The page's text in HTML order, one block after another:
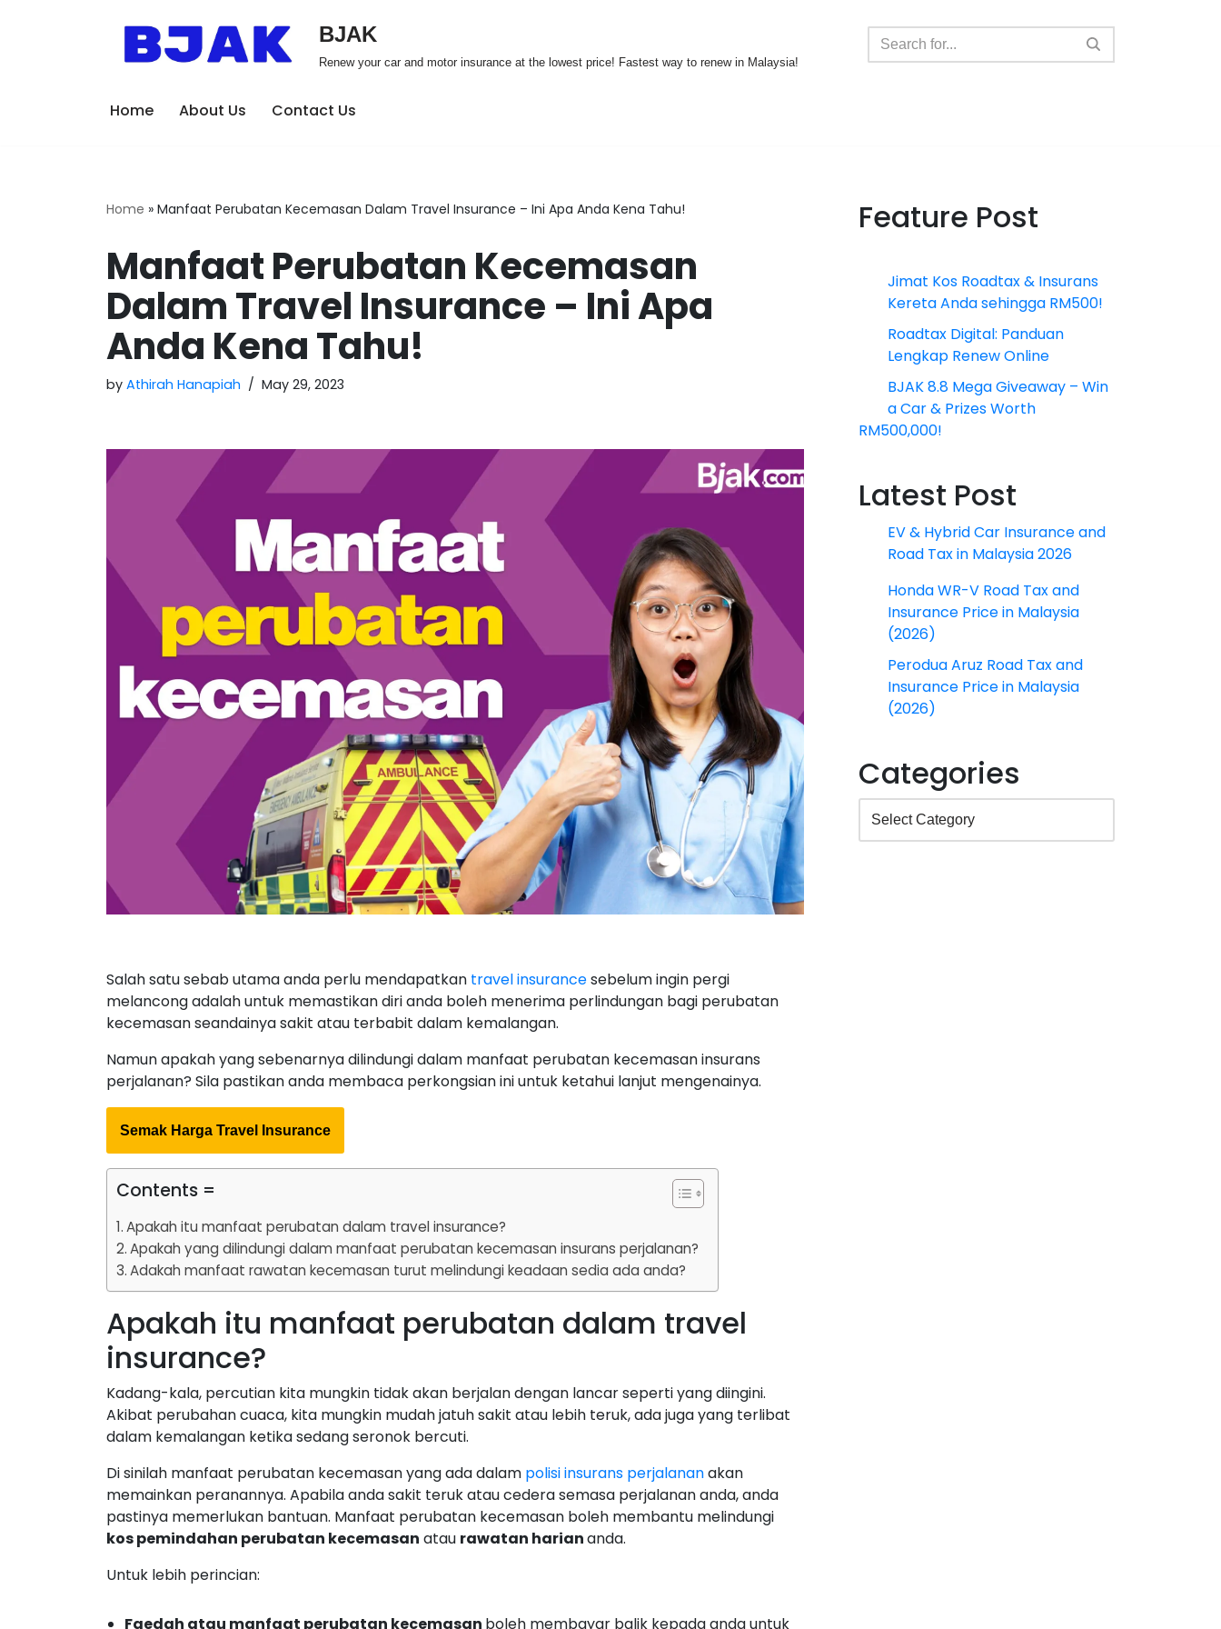
BJAK
Renew your car and motor insurance at the lowest price! Fastest way to renew in Malaysia!
Home About Us Contact Us
Home » Manfaat Perubatan Kecemasan Dalam Travel Insurance – Ini Apa Anda Kena Tahu!
Manfaat Perubatan Kecemasan
Dalam Travel Insurance – Ini Apa
Anda Kena Tahu!
by Athirah Hanapiah May 29, 2023
Salah satu sebab utama anda perlu mendapatkan travel insurancesebelum ingin pergi
melancong adalah untuk memastikan diri anda boleh menerima perlindungan bagi perubatan
kecemasan seandainya sakit atau terbabit dalam kemalangan.
Namun apakah yang sebenarnya dilindungi dalam manfaat perubatan kecemasan insurans
perjalanan? Sila pastikan anda membaca perkongsian ini untuk ketahui lanjut mengenainya.
Semak Harga Travel Insurance
Contents =
Apakah itu manfaat perubatan dalam travel insurance?
Apakah yang dilindungi dalam manfaat perubatan kecemasan insurans perjalanan?
Adakah manfaat rawatan kecemasan turut melindungi keadaan sedia ada anda?
Apakah itu manfaat perubatan dalam travel
insurance?
Kadang-kala, percutian kita mungkin tidak akan berjalan dengan lancar seperti yang diingini.
Akibat perubahan cuaca, kita mungkin mudah jatuh sakit atau lebih teruk, ada juga yang terlibat
dalam kemalangan ketika sedang seronok bercuti.
Di sinilah manfaat perubatan kecemasan yang ada dalam polisi insurans perjalananakan
memainkan peranannya. Apabila anda sakit teruk atau cedera semasa perjalanan anda, anda
pastinya memerlukan bantuan. Manfaat perubatan kecemasan boleh membantu melindungi
kos pemindahan perubatan kecemasan atau rawatan hariananda.
Untuk lebih perincian:
Faedah atau manfaat perubatan kecemasan boleh membayar balik kepada anda untuk
Feature Post
Jimat Kos Roadtax & Insurans
Kereta Anda sehingga RM500!
Roadtax Digital: Panduan
Lengkap Renew Online
BJAK 8.8 Mega Giveaway – Win
a Car & Prizes Worth
RM500,000!
Latest Post
EV & Hybrid Car Insurance and
Road Tax in Malaysia 2026
Honda WR-V Road Tax and
Insurance Price in Malaysia
(2026)
Perodua Aruz Road Tax and
Insurance Price in Malaysia
(2026)
Categories